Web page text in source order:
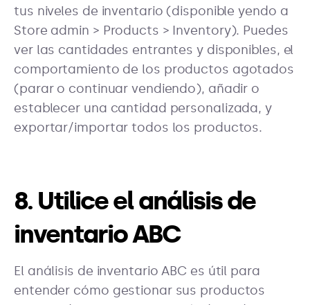
tus niveles de inventario (disponible yendo a
Store admin > Products > Inventory). Puedes
ver las cantidades entrantes y disponibles, el
comportamiento de los productos agotados
(parar o continuar vendiendo), añadir o
establecer una cantidad personalizada, y
exportar/importar todos los productos.
8. Utilice el análisis de
inventario ABC
El análisis de inventario ABC es útil para
entender cómo gestionar sus productos